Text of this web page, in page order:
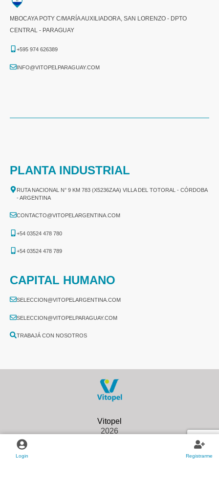
Login Registrarme
MBOCAYA POTY C/MARÍA AUXILIADORA, SAN LORENZO - DPTO
CENTRAL - PARAGUAY
+595 974 626389
INFO@VITOPELPARAGUAY.COM
PLANTA INDUSTRIAL
RUTA NACIONAL N° 9 KM 783 (X5236ZAA) VILLA DEL TOTORAL - CÓRDOBA
- ARGENTINA
CONTACTO@VITOPELARGENTINA.COM
+54 03524 478 780​
+54 03524 478 789​
CAPITAL HUMANO
SELECCION@VITOPELARGENTINA.COM
SELECCION@VITOPELPARAGUAY.COM
TRABAJÁ CON NOSOTROS
2026